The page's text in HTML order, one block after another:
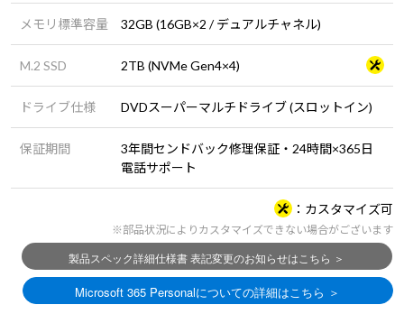
メモリ標準容量 32GB (16GB×2 / デュアルチャネル)
M.2 SSD 2TB (NVMe Gen4×4)
ドライブ仕様 DVDスーパーマルチドライブ (スロットイン)
保証期間
3年間センドバック修理保証・24時間×365日
電話サポート
カスタマイズ可
※部品状況によりカスタマイズできない場合がございます